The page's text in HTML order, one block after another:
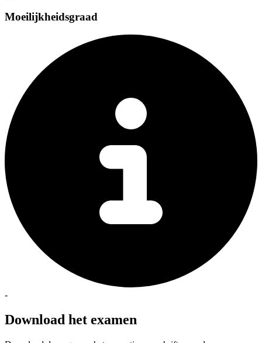
Moeilijkheidsgraad
-
Download het examen